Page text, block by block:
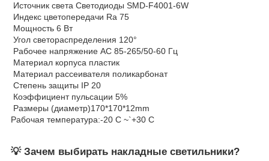
Источник света Светодиоды SMD-F4001-6W
Индекс цветопередачи Ra 75
Мощность 6 Вт
Угол светораспределения 120°
Рабочее напряжение AC 85-265/50-60 Гц
Материал корпуса пластик
Материал рассеивателя поликарбонат
Степень защиты IP 20
Коэффициент пульсации 5%
Размеры (диаметр)170*170*12mm
Рабочая температура:-20 C ~`+30 C
💡 Зачем выбирать накладные светильники?